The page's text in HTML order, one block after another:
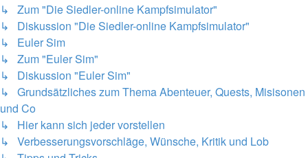
↳ Zum "Die Siedler-online Kampfsimulator"
↳ Diskussion "Die Siedler-online Kampfsimulator"
↳ Euler Sim
↳ Zum "Euler Sim"
↳ Diskussion "Euler Sim"
↳ Grundsätzliches zum Thema Abenteuer, Quests, Misisonen
und Co
↳ Hier kann sich jeder vorstellen
↳ Verbesserungsvorschläge, Wünsche, Kritik und Lob